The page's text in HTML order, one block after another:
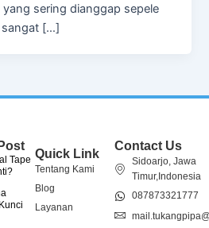
sering dianggap sepele
sangat […]
Tape Quick Link
Tentang Kami
Blog
Layanan
Contact Us
Sidoarjo, Jawa
Timur,Indonesia
087873321777